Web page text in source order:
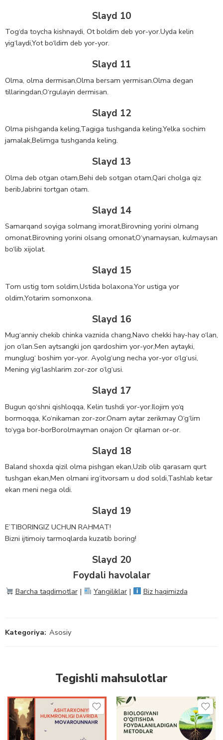
Slayd 10
Tog‘da toycha kishnaydi, Ot boldim deb yor-yor.Uyda kelin
yig‘laydi,Yot bo‘ldim deb yor-yor.
Slayd 11
Olma, olma dermisan,Olma bersam yermisan.Olma degan
tillaringdan,O‘rgulayin dermisan.
Slayd 12
Olma pishganda keling,Tagiga tushganda keling.Yelka sochim
jamalak,Belimga tushganda keling.
Slayd 13
Olma deb otgan otam,Behi deb sotgan otam,Qari cholga qiz
berib,Jabrini tortgan otam.
Slayd 14
Samarqand soyiga solmang imorat,Birovning yorini olmang
omonat.Birovning yorini olsang omonat,O‘ynamaysan, kulmaysan
bo‘lib xijolat.
Slayd 15
Tom ustig tom soldim,Ustida bolaxona.Yor ustiga yor
oldim,Yotarim somonxona.
Slayd 16
Mug‘anniy chekib chinka vaznida chang,Navo chekki hay-hay o‘lan,
jon o‘lan.Sen aytsangki jon qardoshim yor-yor,Men aytayki,
munglug‘ boshim yor-yor. Ayolg‘ung necha yor-yor o‘lg‘usi,
Mening yig‘lashlarim zor-zor o‘lg‘usi.
Slayd 17
Bugun qo‘shni qishloqqa, Kelin tushdi yor-yor.Ilojim yo‘q
bormoqqa, Ko‘nikaman zor-zor.Onam aytar zerikmay O‘g‘lim
to‘yga bor-borBorolmayman onajon Or qilaman or-or.
Slayd 18
Baland shoxda qizil olma pishgan ekan,Uzib olib qarasam qurt
tushgan ekan,Men olmani irg‘itvorsam u dod soldi,Tashlab ketar
ekan meni nega oldi.
Slayd 19
E’TIBORINGIZ UCHUN RAHMAT!
Bizni ijtimoiy tarmoqlarda kuzatib boring!
Slayd 20
Foydali havolalar
Barcha taqdimotlar| Yangiliklar | Biz haqimizda
Kategoriya: Asosiy
Tegishli mahsulotlar